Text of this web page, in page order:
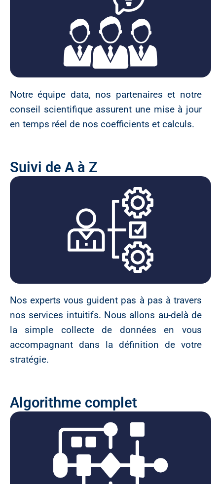
Notre équipe data, nos partenaires et notre
conseil scientifique assurent une mise à jour
en temps réel de nos coefficients et calculs.
Suivi de A à Z
Nos experts vous guident pas à pas à travers
nos services intuitifs. Nous allons au-delà de
la simple collecte de données en vous
accompagnant dans la définition de votre
stratégie.
Algorithme complet